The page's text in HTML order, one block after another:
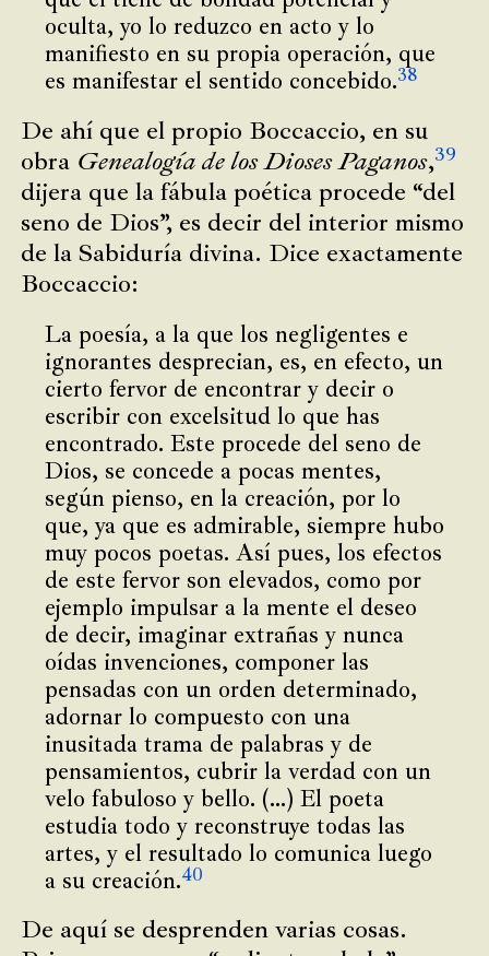
oculta, yo lo reduzco en acto y lo
manifiesto en su propia operación, que
es manifestar el sentido concebido.38
De ahí que el propio Boccaccio, en su
obra Genealogía de los Dioses Paganos,39
dijera que la fábula poética procede “del
seno de Dios”, es decir del interior mismo
de la Sabiduría divina. Dice exactamente
Boccaccio:
La poesía, a la que los negligentes e
ignorantes desprecian, es, en efecto, un
cierto fervor de encontrar y decir o
escribir con excelsitud lo que has
encontrado. Este procede del seno de
Dios, se concede a pocas mentes,
según pienso, en la creación, por lo
que, ya que es admirable, siempre hubo
muy pocos poetas. Así pues, los efectos
de este fervor son elevados, como por
ejemplo impulsar a la mente el deseo
de decir, imaginar extrañas y nunca
oídas invenciones, componer las
pensadas con un orden determinado,
adornar lo compuesto con una
inusitada trama de palabras y de
pensamientos, cubrir la verdad con un
velo fabuloso y bello. (…) El poeta
estudia todo y reconstruye todas las
artes, y el resultado lo comunica luego
a su creación.40
De aquí se desprenden varias cosas.